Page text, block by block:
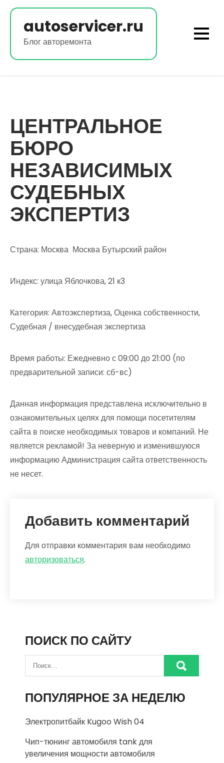
Перейти
содержимомуautoservicer.ru
Блог авторемонта
ЦЕНТРАЛЬНОЕ
БЮРО
НЕЗАВИСИМЫХ
СУДЕБНЫХ
ЭКСПЕРТИЗ
Страна: Москва Москва Бутырский район
Индекс: улица Яблочкова, 21 к3
Категория: Автоэкспертиза, Оценка собственности,
Судебная / внесудебная экспертиза
Время работы: Ежедневно с 09:00 до 21:00 (по
предварительной записи: сб-вс)
Данная информация представлена исключительно в
ознакомительных целях для помощи посетителям
сайта в поиске необходимых товаров и компаний. Не
является рекламой! За неверную и изменившуюся
информацию Администрация сайта ответственность
не несет.
Добавить комментарий
Для отправки комментария вам необходимо
авторизоваться.
ПОИСК ПО САЙТУ
ПОПУЛЯРНОЕ ЗА НЕДЕЛЮ
Электропитбайк Kugoo Wish 04
Чип-тюнинг автомобиля tank для
увеличения мощности автомобиля